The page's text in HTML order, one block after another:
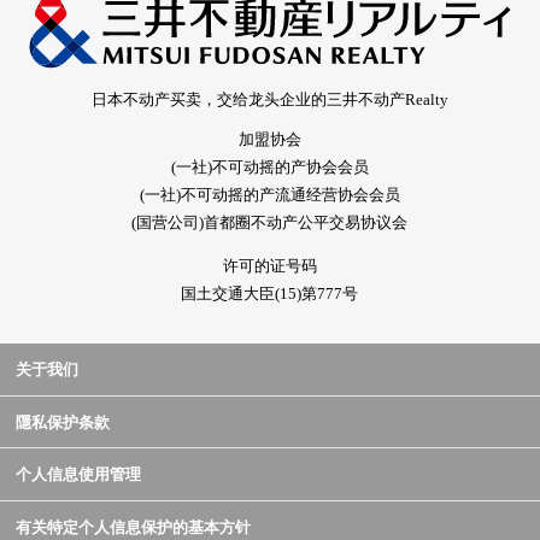
日本不动产买卖，交给龙头企业的三井不动产Realty
加盟协会
(一社)不可动摇的产协会会员
(一社)不可动摇的产流通经营协会会员
(国营公司)首都圈不动产公平交易协议会
许可的证号码
国土交通大臣(15)第777号
关于我们
隱私保护条款
个人信息使用管理
有关特定个人信息保护的基本方针